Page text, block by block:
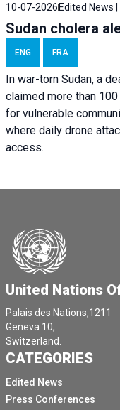
10-07-2026 Edited News |
Sudan cholera
ENG FRA
In war-torn Sudan, a
claimed more than
for vulnerable
where daily drone
access.
United Nations
Palais des Nations,1211
Geneva 10,
Switzerland.
CATEGORIES
Edited News
Press Conferences